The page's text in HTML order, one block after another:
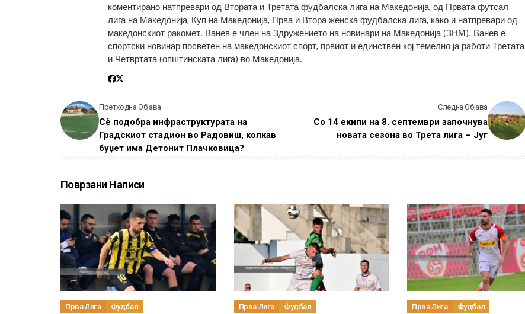
коментирано натпревари од Втората и Третата фудбалска лига на Македонија, од Првата футсал
лига на Македонија, Куп на Македонија, Прва и Втора женска фудбалска лига, како и натпревари од
македонскиот ракомет. Ванев е член на Здружението на новинари на Македонија (ЗНМ). Ванев е
спортски новинар посветен на македонскиот спорт, првиот и единствен кој темелно ја работи Третата
и Четвртата (општинската лига) во Македонија.
Претходна Објава
Сè подобра инфраструктурата на
Градскиот стадион во Радовиш, колкав
буџет има Детонит Плачковица?
Следна Објава
Со 14 екипи на 8. септември започнува
новата сезона во Трета лига – Југ
Поврзани Написи
Прва Лига Фудбал Прва Лига Фудбал Прва Лига Фудбал